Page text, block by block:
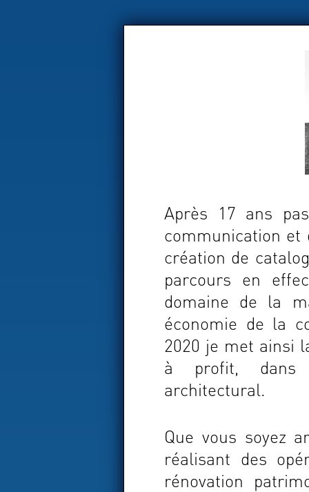
Après 17 ans
communication et
création de
parcours en
domaine de la
économie de la
2020 je met ainsi
à profit, dans
architectural.
Que vous soyez
réalisant des
rénovation